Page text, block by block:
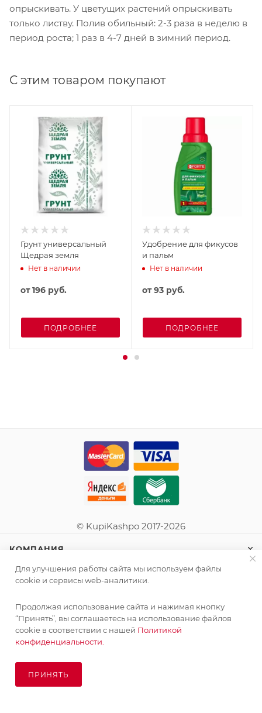
опрыскивать. У цветущих растений опрыскивать
только листву. Полив обильный: 2-3 раза в неделю в
период роста; 1 раз в 4-7 дней в зимний период.
С этим товаром покупают
Грунт универсальный
Щедрая земля
Нет в наличии
от196 руб.
ПОДРОБНЕЕ
Удобрение для фикусов
и пальм
Нет в наличии
от93 руб.
ПОДРОБНЕЕ
© KupiKashpo 2017-2026
КОМПАНИЯ
ИНФОРМАЦИЯ
ПОМОЩЬ
ПОДПИСАТЬСЯ НА РАССЫЛКУ
Поставка живых растений осуществляется под заказ
сроком 3-4 недели с минимальной суммой заказа 10000
руб.!
ОК
Для улучшения работы сайта мы используем файлы
cookie и сервисы web-аналитики.
Продолжая использование сайта и нажимая кнопку
“Принять”, вы соглашаетесь на использование файлов
cookie в соответствии с нашей Политикой
конфиденциальности.
ПРИНЯТЬ